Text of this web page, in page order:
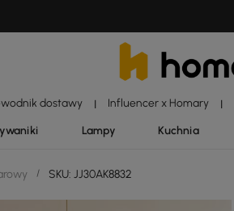
dostawy | Influencer x Homary |
Lampy Kuchnia
/ SKU: JJ30AK8832